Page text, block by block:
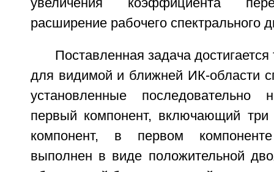
увеличения коэффициента
расширение рабочего спектрального
Поставленная задача
для видимой и ближней ИК-области
установленные последовательно
первый компонент, включающий три
компонент, в первом
выполнен в виде положительной